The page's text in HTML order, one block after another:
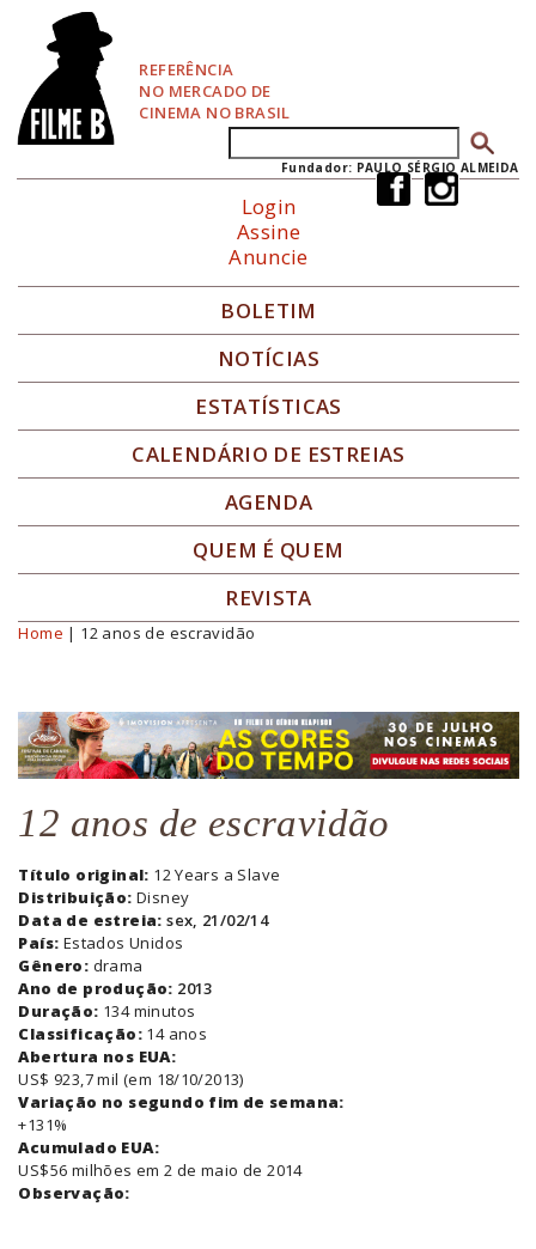
REFERÊNCIA
NO MERCADO DE
CINEMA NO BRASIL
Formulário de busca
Fundador: PAULO SÉRGIO ALMEIDA
Login
Assine
Anuncie
BOLETIM
NOTÍCIAS
ESTATÍSTICAS
CALENDÁRIO DE ESTREIAS
AGENDA
QUEM É QUEM
REVISTA
Você está aqui
Home | 12 anos de escravidão
12 anos de escravidão
Título original: 12 Years a Slave
Distribuição: Disney
Data de estreia:sex, 21/02/14
País: Estados Unidos
Gênero: drama
Ano de produção: 2013
Duração: 134 minutos
Classificação: 14 anos
Abertura nos EUA:
US$ 923,7 mil (em 18/10/2013)
Variação no segundo fim de semana:
+131%
Acumulado EUA:
US$56 milhões em 2 de maio de 2014
Observação: